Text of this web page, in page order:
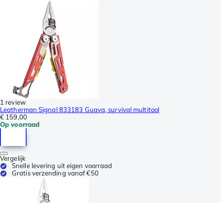
1 review
Leatherman Signal 833183 Guava, survival multitool
€ 159,00
Op voorraad
Vergelijk
Snelle levering uit eigen voorraad
Gratis verzending vanaf €50